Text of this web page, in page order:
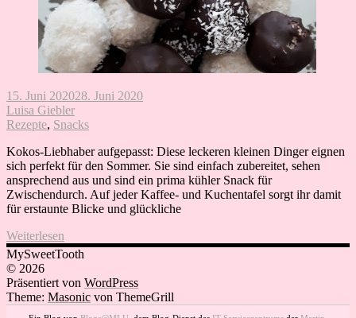
15. Juni 202028. Juni 2020
Luisa Giebler
Rezepte, Snacks
Kokos-Liebhaber aufgepasst: Diese leckeren kleinen Dinger eignen
sich perfekt für den Sommer. Sie sind einfach zubereitet, sehen
ansprechend aus und sind ein prima kühler Snack für
Zwischendurch. Auf jeder Kaffee- und Kuchentafel sorgt ihr damit
für erstaunte Blicke und glückliche
Weiterlesen
MySweetTooth
© 2026
Präsentiert von WordPress
Theme: Masonic von ThemeGrill